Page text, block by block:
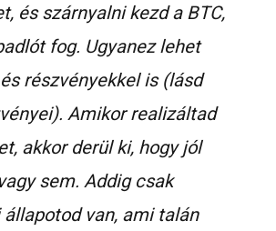
és szárnyalni kezd a BTC,
fog. Ugyanez lehet
részvényekkel is (lásd
Amikor realizáltad
akkor derül ki, hogy jól
sem. Addig csak
van, ami talán